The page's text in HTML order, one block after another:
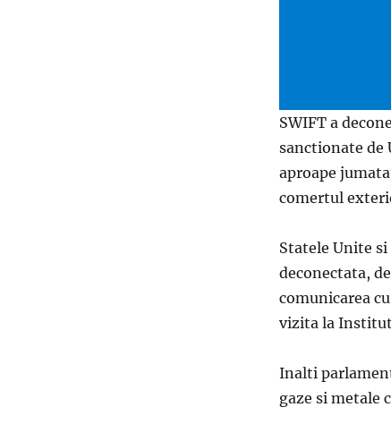
SWIFT a
sanctionate de
aproape
comertul
Statele Unite si
deconectata,
comunicarea
vizita la
Inalti
gaze si metale